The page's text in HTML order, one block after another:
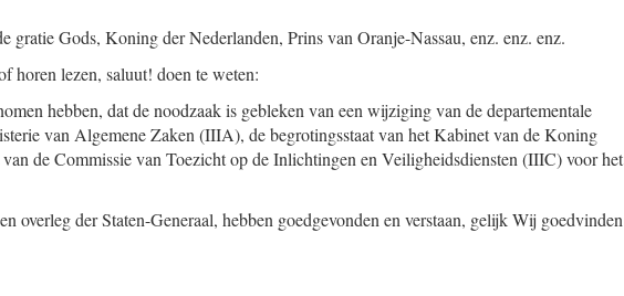
gratie Gods, Koning der Nederlanden, Prins van Oranje-Nassau, enz. enz. enz.
horen lezen, saluut! doen te weten:
hebben, dat de noodzaak is gebleken van een wijziging van de departementale
van Algemene Zaken (IIIA), de begrotingsstaat van het Kabinet van de Koning
de Commissie van Toezicht op de Inlichtingen en Veiligheidsdiensten (IIIC) voor het
overleg der Staten-Generaal, hebben goedgevonden en verstaan, gelijk Wij goedvinden